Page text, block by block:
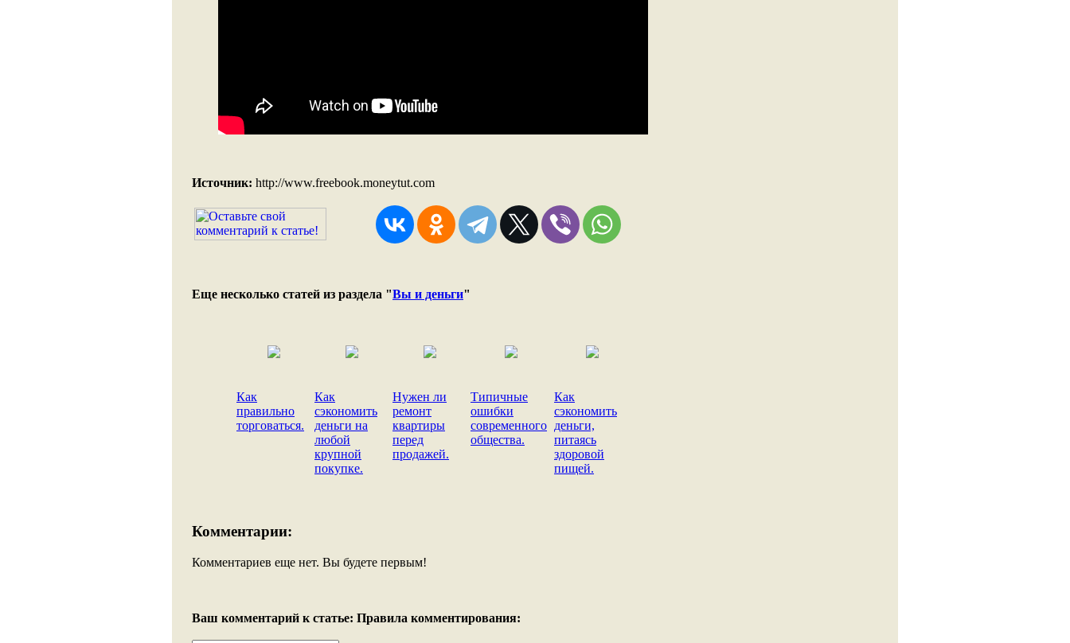
Источник: http://www.freebook.moneytut.com
Еще несколько статей из раздела "Вы и деньги"
Как
правильно
торговаться.
Как
сэкономить
деньги на
любой
крупной
покупке.
Нужен ли
ремонт
квартиры
перед
продажей.
Типичные
ошибки
современного
общества.
Как
сэкономить
деньги,
питаясь
здоровой
пищей.
Комментарии:
Комментариев еще нет. Вы будете первым!
Ваш комментарий к статье: Правила комментирования: